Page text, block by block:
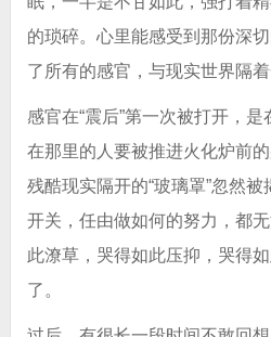
的琐碎。心里能感受到那份深
了所有的感官，与现实世界隔
感官在“震后”第一次被打开，
在那里的人要被推进火化炉前
残酷现实隔开的“玻璃罩”忽然
开关，任由做如何的努力，都
此潦草，哭得如此压抑，哭得
了。